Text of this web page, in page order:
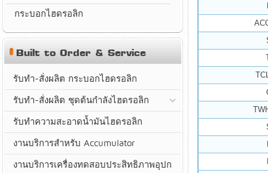
กระบอกไฮดรอลิก
Built to Order & Service
รับทำ-สั่งผลิต กระบอกไฮดรอลิก
รับทำ-สั่งผลิต ชุดต้นกำลังไฮดรอลิก
รับทำความสะอาดน้ำมันไฮดรอลิก
งานบริการสำหรับ Accumulator
งานบริการเครื่องทดสอบประสิทธิภาพอุปก